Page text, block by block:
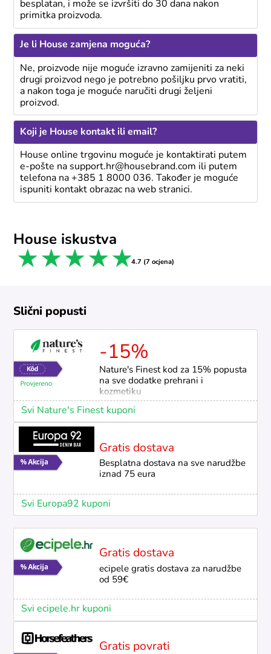
besplatan, i može se izvršiti do 30 dana nakon
primitka proizvoda.
Je li House zamjena moguća?
Ne, proizvode nije moguće izravno zamijeniti za neki
drugi proizvod nego je potrebno pošiljku prvo vratiti,
a nakon toga je moguće naručiti drugi željeni
proizvod.
Koji je House kontakt ili email?
House online trgovinu moguće je kontaktirati putem
e-pošte na support.hr@housebrand.com ili putem
telefona na +385 1 8000 036. Također je moguće
ispuniti kontakt obrazac na web stranici.
House iskustva
5 stars
4 stars
3 stars
2 stars
1 star 4.7 (7 ocjena)
Slični popusti
-15%
Nature's Finest kod za 15% popusta
na sve dodatke prehrani i
kozmetiku
Svi Nature's Finest kuponi
Gratis dostava
Besplatna dostava na sve narudžbe
iznad 75 eura
Svi Europa92 kuponi
Gratis dostava
ecipele gratis dostava za narudžbe
od 59€
Svi ecipele.hr kuponi
Gratis povrati